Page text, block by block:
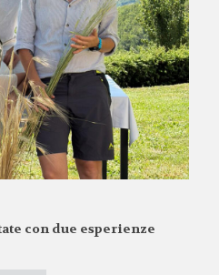
con due esperienze